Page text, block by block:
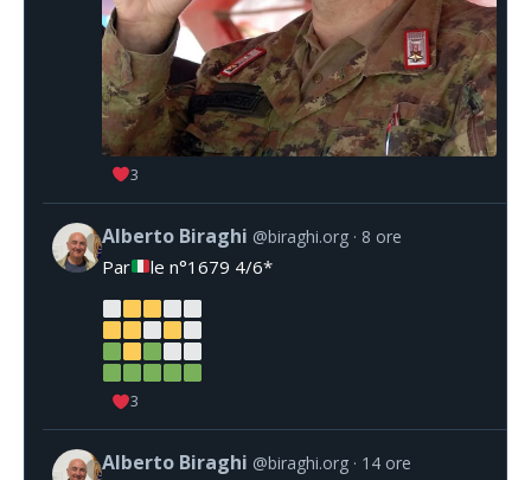
3
Alberto Biraghi @biraghi.org 8 ore
Par le n°1679 4/6*
3
Alberto Biraghi @biraghi.org 14 ore